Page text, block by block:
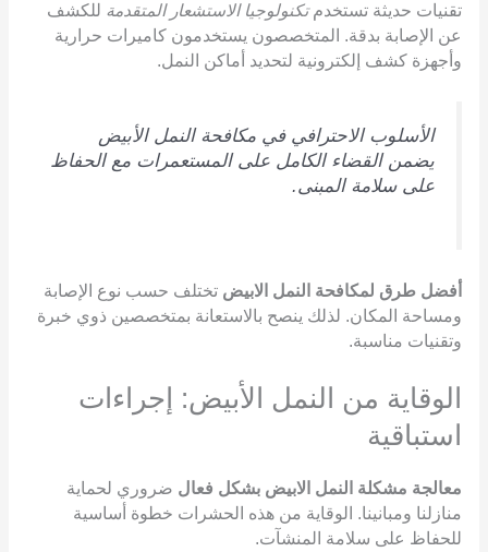
تقنيات حديثة تستخدمتكنولوجيا الاستشعار المتقدمة للكشف
عن الإصابة بدقة. المتخصصون يستخدمون كاميرات حرارية
وأجهزة كشف إلكترونية لتحديد أماكن النمل.
الأسلوب الاحترافي في مكافحة النمل الأبيض
يضمن القضاء الكامل على المستعمرات مع الحفاظ
على سلامة المبنى.
أفضل طرق لمكافحة النمل الابيض تختلف حسب نوع الإصابة
ومساحة المكان. لذلك ينصح بالاستعانة بمتخصصين ذوي خبرة
وتقنيات مناسبة.
الوقاية من النمل الأبيض: إجراءات
استباقية
معالجة مشكلة النمل الابيض بشكل فعال ضروري لحماية
منازلنا ومبانينا. الوقاية من هذه الحشرات خطوة أساسية
للحفاظ على سلامة المنشآت.